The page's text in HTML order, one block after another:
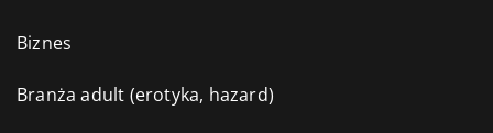
Biznes
Branża adult (erotyka, hazard)